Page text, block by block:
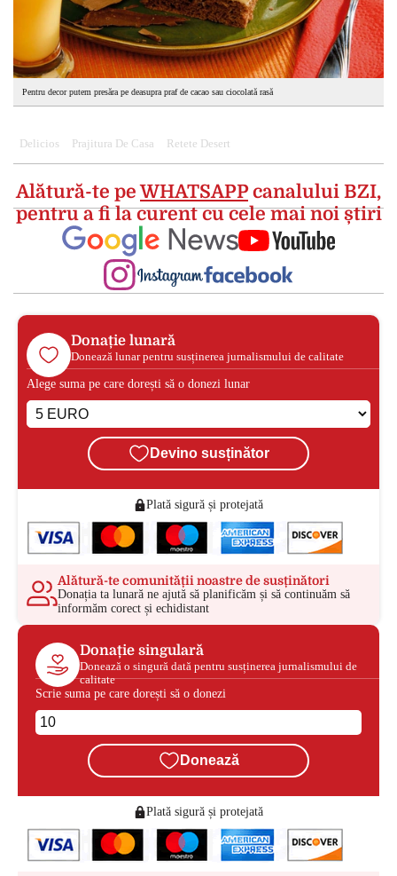
Pentru decor putem presăra pe deasupra praf de cacao sau ciocolată rasă
Delicios Prajitura De Casa Retete Desert
Alătură-te peWHATSAPPcanalului BZI,
pentru a fi la curent cu cele mai noi știri
Donație lunară
Donează lunar pentru susținerea jurnalismului de calitate
Alege suma pe care dorești să o donezi lunar
Devino susținător
Plată sigură și protejată
Alătură-te comunității noastre de susținători
Donația ta lunară ne ajută să planificăm și să continuăm să
informăm corect și echidistant
Donație singulară
Donează o singură dată pentru susținerea jurnalismului de
calitate
Scrie suma pe care dorești să o donezi
Donează
Plată sigură și protejată